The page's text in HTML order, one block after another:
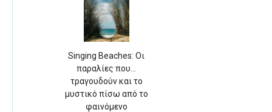
Singing Beaches: Οι
παραλίες που…
τραγουδούν και το
μυστικό πίσω από το
φαινόμενο